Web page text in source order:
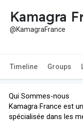
Kamagra
@KamagraFrance
Timeline Groups
Qui Sommes-nous
Kamagra France est
spécialisée dans les